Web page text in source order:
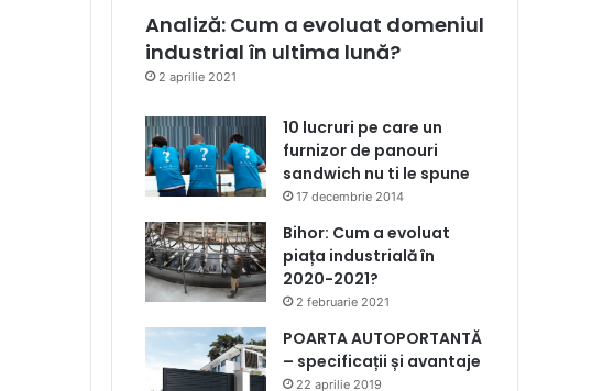
Analiză: Cum a evoluat domeniul
industrial în ultima lună?
2 aprilie 2021
10 lucruri pe care un
furnizor de panouri
sandwich nu ti le spune
17 decembrie 2014
Bihor: Cum a evoluat
piața industrială în
2020-2021?
2 februarie 2021
POARTA AUTOPORTANTĂ
– specificații și avantaje
22 aprilie 2019